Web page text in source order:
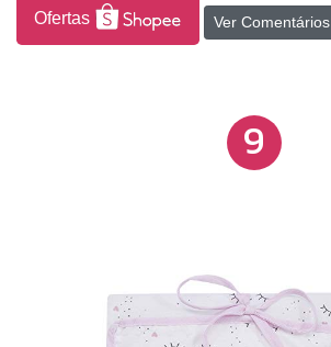
Ofertas Ver Comentários
9